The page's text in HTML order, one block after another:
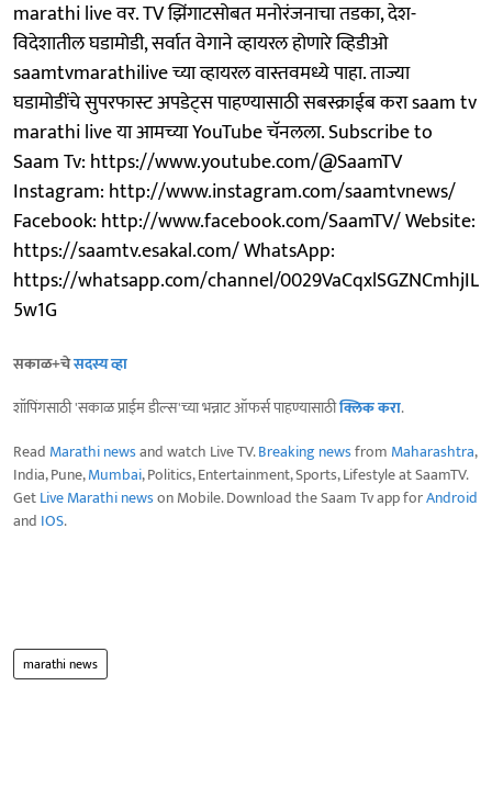
marathi live वर. TV झिंगाटसोबत मनोरंजनाचा तडका, देश-
विदेशातील घडामोडी, सर्वात वेगाने व्हायरल होणारे व्हिडीओ
saamtvmarathilive च्या व्हायरल वास्तवमध्ये पाहा. ताज्या
घडामोडींचे सुपरफास्ट अपडेट्स पाहण्यासाठी सबस्क्राईब करा saam tv
marathi live या आमच्या YouTube चॅनलला. Subscribe to
Saam Tv: https://www.youtube.com/@SaamTV
Instagram: http://www.instagram.com/saamtvnews/
Facebook: http://www.facebook.com/SaamTV/ Website:
https://saamtv.esakal.com/ WhatsApp:
https://whatsapp.com/channel/0029VaCqxlSGZNCmhjIL
5w1G
सकाळ+चेसदस्य व्हा
शॉपिंगसाठी 'सकाळ प्राईम डील्स'च्या भन्नाट ऑफर्स पाहण्यासाठीक्लिक करा.
Read Marathi newsand watch Live TV.Breaking newsfrom Maharashtra,
India, Pune,Mumbai, Politics, Entertainment, Sports, Lifestyle at SaamTV.
GetLive Marathi newson Mobile. Download the Saam Tv app forAndroid
and IOS.
marathi news